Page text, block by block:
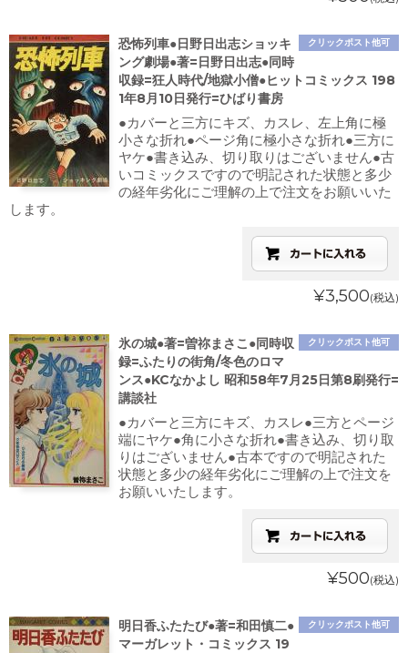
クリックポスト他可
恐怖列車●日野日出志ショッキ
ング劇場●著=日野日出志●同時
収録=狂人時代/地獄小僧●ヒットコミックス 198
1年8月10日発行=ひばり書房
●カバーと三方にキズ、カスレ、左上角に極
小さな折れ●ページ角に極小さな折れ●三方に
ヤケ●書き込み、切り取りはございません●古
いコミックスですので明記された状態と多少
の経年劣化にご理解の上で注文をお願いいた
します。
¥3,500(税込)
クリックポスト他可
氷の城●著=曽祢まさこ●同時収
録=ふたりの街角/冬色のロマ
ンス●KCなかよし 昭和58年7月25日第8刷発行=
講談社
●カバーと三方にキズ、カスレ●三方とページ
端にヤケ●角に小さな折れ●書き込み、切り取
りはございません●古本ですので明記された
状態と多少の経年劣化にご理解の上で注文を
お願いいたします。
¥500(税込)
クリックポスト他可
明日香ふたたび●著=和田慎二●
マーガレット・コミックス 19